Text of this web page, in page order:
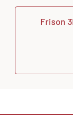
Frison